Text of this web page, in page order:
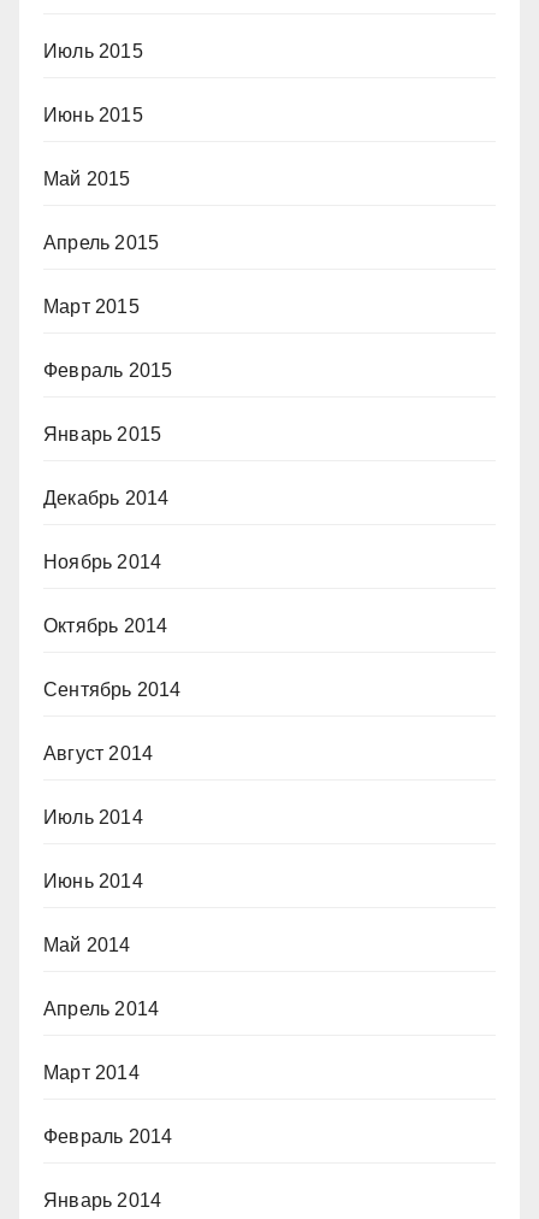
Июль 2015
Июнь 2015
Май 2015
Апрель 2015
Март 2015
Февраль 2015
Январь 2015
Декабрь 2014
Ноябрь 2014
Октябрь 2014
Сентябрь 2014
Август 2014
Июль 2014
Июнь 2014
Май 2014
Апрель 2014
Март 2014
Февраль 2014
Январь 2014